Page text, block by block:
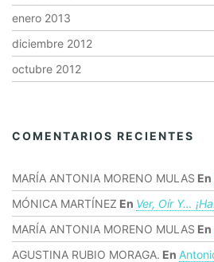
enero 2013
diciembre 2012
octubre 2012
COMENTARIOS RECIENTES
MARÍA ANTONIA MORENO MULAS En
MÓNICA MARTÍNEZ En Ver, Oír Y…
MARÍA ANTONIA MORENO MULAS En
AGUSTINA RUBIO MORAGA. En